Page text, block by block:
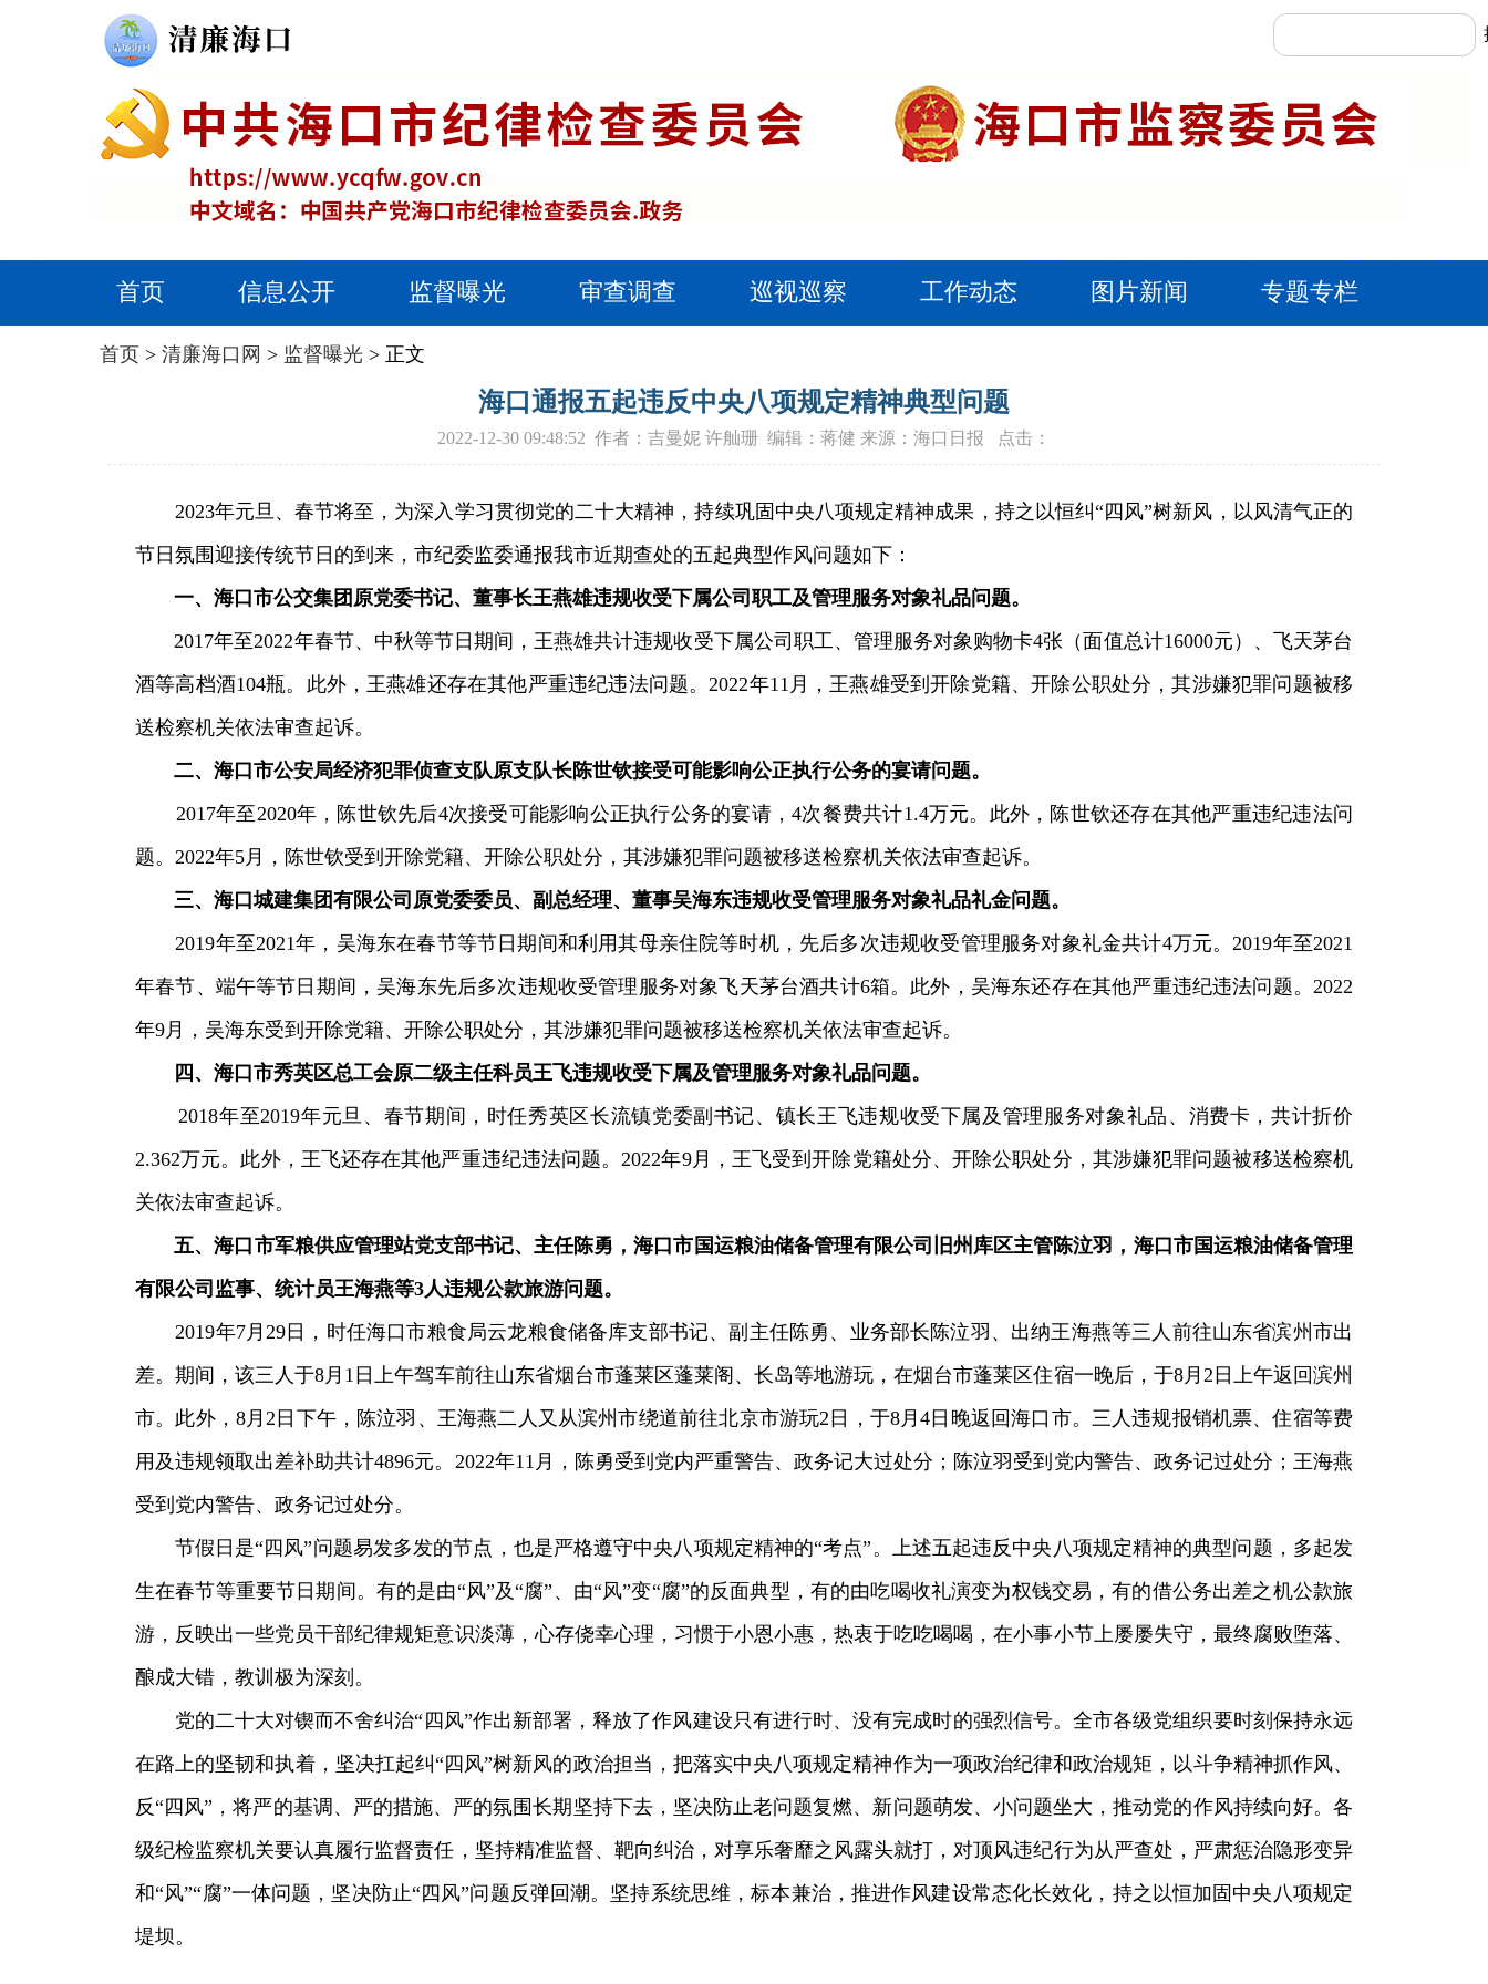
首页 信息公开 监督曝光 审查调查 巡视巡察 工作动态 图片新闻 专题专栏
首页 > 清廉海口网 > 监督曝光 > 正文
海口通报五起违反中央八项规定精神典型问题
2022-12-30 09:48:52 作者：吉曼妮 许舢珊 编辑：蒋健 来源：海口日报 点击：
2023年元旦、春节将至，为深入学习贯彻党的二十大精神，持续巩固中央八项规定精神成果，持之以恒纠“四风”树新风，以风清气正的
节日氛围迎接传统节日的到来，市纪委监委通报我市近期查处的五起典型作风问题如下：
一、海口市公交集团原党委书记、董事长王燕雄违规收受下属公司职工及管理服务对象礼品问题。
2017年至2022年春节、中秋等节日期间，王燕雄共计违规收受下属公司职工、管理服务对象购物卡4张（面值总计16000元）、飞天茅台
酒等高档酒104瓶。此外，王燕雄还存在其他严重违纪违法问题。2022年11月，王燕雄受到开除党籍、开除公职处分，其涉嫌犯罪问题被移
送检察机关依法审查起诉。
二、海口市公安局经济犯罪侦查支队原支队长陈世钦接受可能影响公正执行公务的宴请问题。
2017年至2020年，陈世钦先后4次接受可能影响公正执行公务的宴请，4次餐费共计1.4万元。此外，陈世钦还存在其他严重违纪违法问
题。2022年5月，陈世钦受到开除党籍、开除公职处分，其涉嫌犯罪问题被移送检察机关依法审查起诉。
三、海口城建集团有限公司原党委委员、副总经理、董事吴海东违规收受管理服务对象礼品礼金问题。
2019年至2021年，吴海东在春节等节日期间和利用其母亲住院等时机，先后多次违规收受管理服务对象礼金共计4万元。2019年至2021
年春节、端午等节日期间，吴海东先后多次违规收受管理服务对象飞天茅台酒共计6箱。此外，吴海东还存在其他严重违纪违法问题。2022
年9月，吴海东受到开除党籍、开除公职处分，其涉嫌犯罪问题被移送检察机关依法审查起诉。
四、海口市秀英区总工会原二级主任科员王飞违规收受下属及管理服务对象礼品问题。
2018年至2019年元旦、春节期间，时任秀英区长流镇党委副书记、镇长王飞违规收受下属及管理服务对象礼品、消费卡，共计折价
2.362万元。此外，王飞还存在其他严重违纪违法问题。2022年9月，王飞受到开除党籍处分、开除公职处分，其涉嫌犯罪问题被移送检察机
关依法审查起诉。
五、海口市军粮供应管理站党支部书记、主任陈勇，海口市国运粮油储备管理有限公司旧州库区主管陈泣羽，海口市国运粮油储备管理
有限公司监事、统计员王海燕等3人违规公款旅游问题。
2019年7月29日，时任海口市粮食局云龙粮食储备库支部书记、副主任陈勇、业务部长陈泣羽、出纳王海燕等三人前往山东省滨州市出
差。期间，该三人于8月1日上午驾车前往山东省烟台市蓬莱区蓬莱阁、长岛等地游玩，在烟台市蓬莱区住宿一晚后，于8月2日上午返回滨州
市。此外，8月2日下午，陈泣羽、王海燕二人又从滨州市绕道前往北京市游玩2日，于8月4日晚返回海口市。三人违规报销机票、住宿等费
用及违规领取出差补助共计4896元。2022年11月，陈勇受到党内严重警告、政务记大过处分；陈泣羽受到党内警告、政务记过处分；王海燕
受到党内警告、政务记过处分。
节假日是“四风”问题易发多发的节点，也是严格遵守中央八项规定精神的“考点”。上述五起违反中央八项规定精神的典型问题，多起发
生在春节等重要节日期间。有的是由“风”及“腐”、由“风”变“腐”的反面典型，有的由吃喝收礼演变为权钱交易，有的借公务出差之机公款旅
游，反映出一些党员干部纪律规矩意识淡薄，心存侥幸心理，习惯于小恩小惠，热衷于吃吃喝喝，在小事小节上屡屡失守，最终腐败堕落、
酿成大错，教训极为深刻。
党的二十大对锲而不舍纠治“四风”作出新部署，释放了作风建设只有进行时、没有完成时的强烈信号。全市各级党组织要时刻保持永远
在路上的坚韧和执着，坚决扛起纠“四风”树新风的政治担当，把落实中央八项规定精神作为一项政治纪律和政治规矩，以斗争精神抓作风、
反“四风”，将严的基调、严的措施、严的氛围长期坚持下去，坚决防止老问题复燃、新问题萌发、小问题坐大，推动党的作风持续向好。各
级纪检监察机关要认真履行监督责任，坚持精准监督、靶向纠治，对享乐奢靡之风露头就打，对顶风违纪行为从严查处，严肃惩治隐形变异
和“风”“腐”一体问题，坚决防止“四风”问题反弹回潮。坚持系统思维，标本兼治，推进作风建设常态化长效化，持之以恒加固中央八项规定
堤坝。